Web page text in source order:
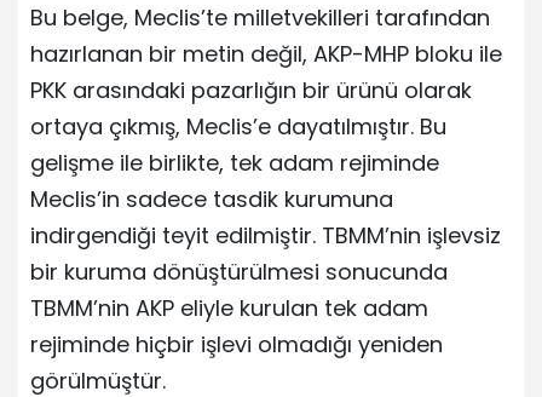
Bu belge, Meclis’te milletvekilleri tarafından
hazırlanan bir metin değil, AKP-MHP bloku ile
PKK arasındaki pazarlığın bir ürünü olarak
ortaya çıkmış, Meclis’e dayatılmıştır. Bu
gelişme ile birlikte, tek adam rejiminde
Meclis’in sadece tasdik kurumuna
indirgendiği teyit edilmiştir. TBMM’nin işlevsiz
bir kuruma dönüştürülmesi sonucunda
TBMM’nin AKP eliyle kurulan tek adam
rejiminde hiçbir işlevi olmadığı yeniden
görülmüştür.